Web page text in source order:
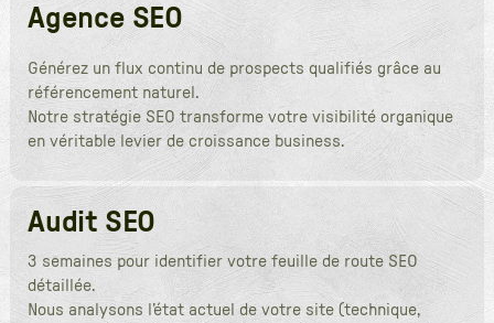
Agence SEO
Générez un flux continu de prospects qualifiés grâce au
référencement naturel.
Notre stratégie SEO transforme votre visibilité organique
en véritable levier de croissance business.
Audit SEO
3 semaines pour identifier votre feuille de route SEO
détaillée.
Nous analysons l’état actuel de votre site (technique,